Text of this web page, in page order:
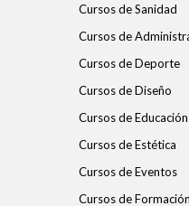
Cursos de Sanidad
Cursos de
Cursos de Deporte
Cursos de Diseño
Cursos de Educación
Cursos de Estética
Cursos de Eventos
Cursos de